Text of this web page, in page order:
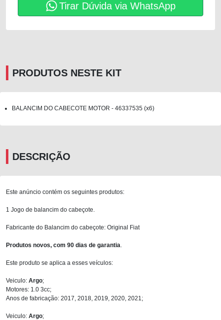
Tirar Dúvida via WhatsApp
PRODUTOS NESTE KIT
BALANCIM DO CABECOTE MOTOR - 46337535 (x6)
DESCRIÇÃO
Este anúncio contém os seguintes produtos:
1 Jogo de balancim do cabeçote.
Fabricante do Balancim do cabeçote: Original Fiat
Produtos novos, com 90 dias de garantia
Este produto se aplica a esses veículos:
Veiculo: Argo;
Motores: 1.0 3cc;
Anos de fabricação: 2017, 2018, 2019, 2020, 2021;
Veiculo: Argo;